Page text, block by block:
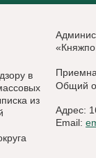
в
из
Общий
Адрес:
Email: